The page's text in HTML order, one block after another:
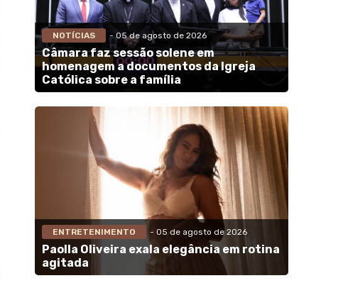
NOTÍCIAS - 05 de agosto de 2026
Câmara faz sessão solene em
homenagem a documentos da Igreja
Católica sobre a família
ENTRETENIMENTO - 05 de agosto de 2026
Paolla Oliveira exala elegância em rotina
agitada